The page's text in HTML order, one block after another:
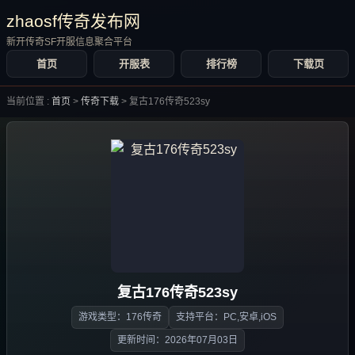
zhaosf传奇发布网
新开传奇SF开服信息聚合平台
首页 开服表 排行榜 下载页
当前位置 : 首页 > 传奇下载 > 复古176传奇523sy
复古176传奇523sy
游戏类型：176传奇 支持平台：PC,安卓,iOS
更新时间：2026年07月03日